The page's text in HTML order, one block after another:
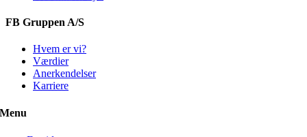
FB Gruppen A/S
Hvem er vi?
Værdier
Anerkendelser
Karriere
Menu